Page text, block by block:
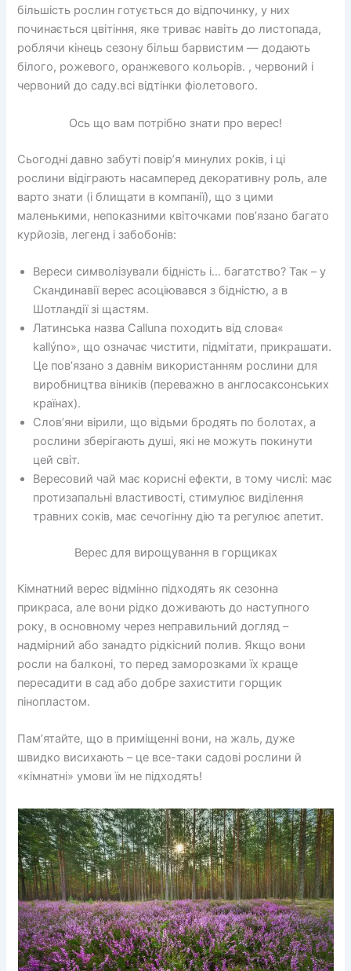
більшість рослин готується до відпочинку, у них
починається цвітіння, яке триває навіть до листопада,
роблячи кінець сезону більш барвистим — додають
білого, рожевого, оранжевого кольорів. , червоний і
червоний до саду.всі відтінки фіолетового.
Ось що вам потрібно знати про верес!
Сьогодні давно забуті повір’я минулих років, і ці
рослини відіграють насамперед декоративну роль, але
варто знати (і блищати в компанії), що з цими
маленькими, непоказними квіточками пов’язано багато
курйозів, легенд і забобонів:
Вереси символізували бідність і… багатство? Так – у
Скандинавії верес асоціювався з бідністю, а в
Шотландії зі щастям.
Латинська назва Calluna походить від слова«
kallýno», що означає чистити, підмітати, прикрашати.
Це пов’язано з давнім використанням рослини для
виробництва віників (переважно в англосаксонських
країнах).
Слов’яни вірили, що відьми бродять по болотах, а
рослини зберігають душі, які не можуть покинути
цей світ.
Вересовий чай має корисні ефекти, в тому числі: має
протизапальні властивості, стимулює виділення
травних соків, має сечогінну дію та регулює апетит.
Верес для вирощування в горщиках
Кімнатний верес відмінно підходять як сезонна
прикраса, але вони рідко доживають до наступного
року, в основному через неправильний догляд –
надмірний або занадто рідкісний полив. Якщо вони
росли на балконі, то перед заморозками їх краще
пересадити в сад або добре захистити горщик
пінопластом.
Пам’ятайте, що в приміщенні вони, на жаль, дуже
швидко висихають – це все-таки садові рослини й
«кімнатні» умови їм не підходять!